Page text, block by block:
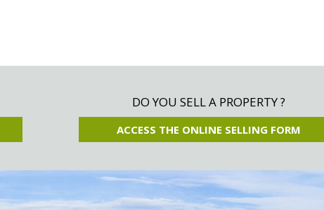
DO YOU SELL A PROPERTY ?
ACCESS THE ONLINE SELLING FORM